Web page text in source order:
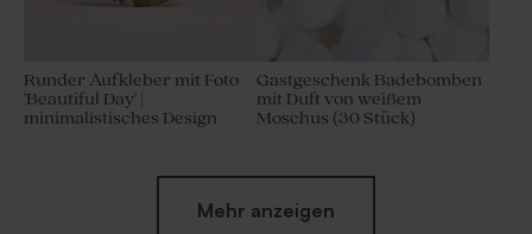
Runder Aufkleber mit Foto
'Beautiful Day' |
minimalistisches Design
Gastgeschenk Badebomben
mit Duft von weißem
Moschus (30 Stück)
Mehr anzeigen